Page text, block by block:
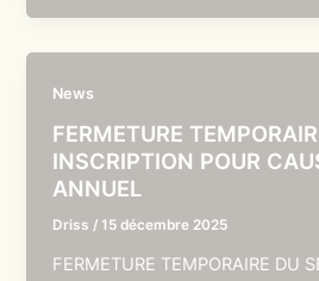
News
FERMETURE
INSCRIPTION POUR
ANNUEL
Driss /15 décembre 2025
FERMETURE TEMPORAIRE DU